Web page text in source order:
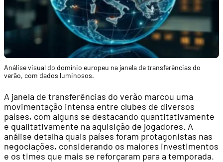
Análise visual do domínio europeu na janela de transferências do
verão, com dados luminosos.
A janela de transferências do verão marcou uma
movimentação intensa entre clubes de diversos
países, com alguns se destacando quantitativamente
e qualitativamente na aquisição de jogadores. A
análise detalha quais países foram protagonistas nas
negociações, considerando os maiores investimentos
e os times que mais se reforçaram para a temporada.